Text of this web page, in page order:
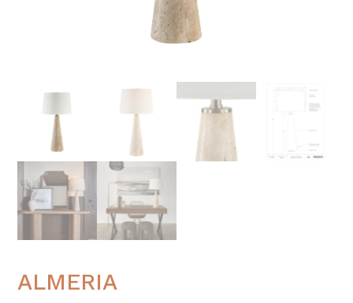
ALMERIA